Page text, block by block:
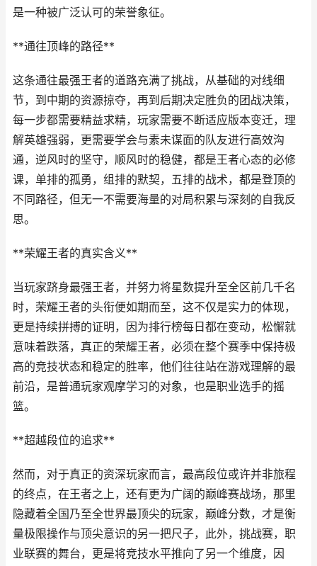
是一种被广泛认可的荣誉象征。
**通往顶峰的路径**
这条通往最强王者的道路充满了挑战，从基础的对线细
节，到中期的资源掠夺，再到后期决定胜负的团战决策，
每一步都需要精益求精，玩家需要不断适应版本变迁，理
解英雄强弱，更需要学会与素未谋面的队友进行高效沟
通，逆风时的坚守，顺风时的稳健，都是王者心态的必修
课，单排的孤勇，组排的默契，五排的战术，都是登顶的
不同路径，但无一不需要海量的对局积累与深刻的自我反
思。
**荣耀王者的真实含义**
当玩家跻身最强王者，并努力将星数提升至全区前几千名
时，荣耀王者的头衔便如期而至，这不仅是实力的体现，
更是持续拼搏的证明，因为排行榜每日都在变动，松懈就
意味着跌落，真正的荣耀王者，必须在整个赛季中保持极
高的竞技状态和稳定的胜率，他们往往站在游戏理解的最
前沿，是普通玩家观摩学习的对象，也是职业选手的摇
篮。
**超越段位的追求**
然而，对于真正的资深玩家而言，最高段位或许并非旅程
的终点，在王者之上，还有更为广阔的巅峰赛战场，那里
隐藏着全国乃至全世界最顶尖的玩家，巅峰分数，才是衡
量极限操作与顶尖意识的另一把尺子，此外，挑战赛，职
业联赛的舞台，更是将竞技水平推向了另一个维度，因